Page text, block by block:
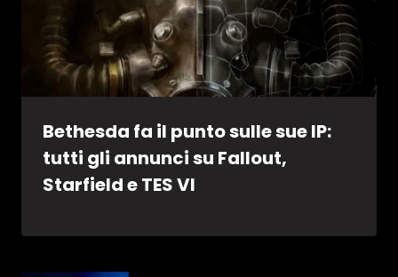
Bethesda fa il punto sulle sue IP:
tutti gli annunci su Fallout,
Starfield e TES VI